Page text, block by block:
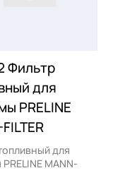
Фильтр
для
PRELINE
для
MANN-